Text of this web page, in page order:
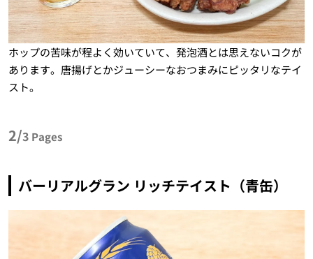
ホップの苦味が程よく効いていて、発泡酒とは思えないコクが
あります。唐揚げとかジューシーなおつまみにピッタリなテイ
スト。
2/3 Pages
バーリアルグラン リッチテイスト（青缶）